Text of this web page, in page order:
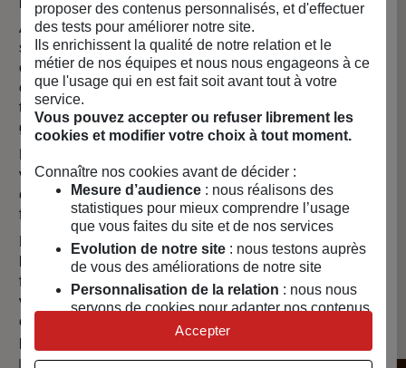
Au chapitre du design, Label Famille maîtrise bien son
sujet. Alors que dans l’imaginaire collectif, le style
contemporain peut vite paraître abstrait et extravagant, il
est plutôt ici épuré et minimaliste. Chaque objet pourra
traverser le temps sans se faner et se transmettre de
génération en génération.
vous accompagnant dans la recherche de pratiques plus
écologiques et en vous incitant à prendre le temps de
faire les choses par vous-même.
Récupérer, irriguer, transformer, fertiliser, conserver,
bouturer, renouveler… Pour se rappeler qu’agir, c’est
faire, chacun des quatre objets est marqué par ces
verbes d’action mis en relief dans la matière. Parce que
chaque geste, même minime, compte pour consommer
plus responsable.
proposer des contenus personnalisés, et d'effectuer
des tests pour améliorer notre site.
Ils enrichissent la qualité de notre relation et le
métier de nos équipes et nous nous engageons à ce
que l'usage qui en est fait soit avant tout à votre
service.
Vous pouvez accepter ou refuser librement les
cookies et modifier votre choix à tout moment.
Connaître nos cookies avant de décider :
Mesure d’audience: nous réalisons des
statistiques pour mieux comprendre l’usage
que vous faites du site et de nos services
Evolution de notre site: nous testons auprès
de vous des améliorations de notre site
Personnalisation de la relation : nous nous
servons de cookies pour adapter nos contenus
et personnaliser nos offres
Univers publicitaire: nous utilisons avec nos
Accepter